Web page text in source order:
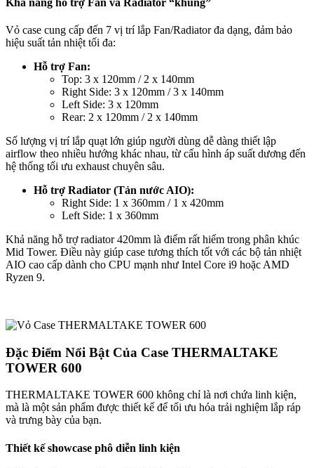
Vỏ case cung cấp đến 7 vị trí lắp Fan/Radiator đa dạng, đảm bảo
hiệu suất tản nhiệt tối đa:
Hỗ trợ Fan:
Top: 3 x 120mm / 2 x 140mm
Right Side: 3 x 120mm / 3 x 140mm
Left Side: 3 x 120mm
Rear: 2 x 120mm / 2 x 140mm
Số lượng vị trí lắp quạt lớn giúp người dùng dễ dàng thiết lập
airflow theo nhiều hướng khác nhau, từ cấu hình áp suất dương đến
hệ thống tối ưu exhaust chuyên sâu.
Hỗ trợ Radiator (Tản nước AIO):
Right Side: 1 x 360mm / 1 x 420mm
Left Side: 1 x 360mm
Khả năng hỗ trợ radiator 420mm là điểm rất hiếm trong phân khúc
Mid Tower. Điều này giúp case tương thích tốt với các bộ tản nhiệt
AIO cao cấp dành cho CPU mạnh như Intel Core i9 hoặc AMD
Ryzen 9.
Đặc Điểm Nổi Bật Của Case THERMALTAKE
TOWER 600
THERMALTAKE TOWER 600 không chỉ là nơi chứa linh kiện,
mà là một sản phẩm được thiết kế để tối ưu hóa trải nghiệm lắp ráp
và trưng bày của bạn.
Thiết kế showcase phô diễn linh kiện